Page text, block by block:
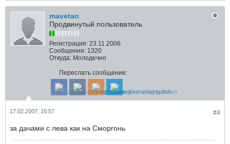
mavetan
Продвинутый пользователь
Регистрация: 23.11.2006
Сообщения: 1320
Откуда: Молодечно
Переслать сообщение:
#4
17.02.2007, 15:57
за дачами с лева как на Сморгонь